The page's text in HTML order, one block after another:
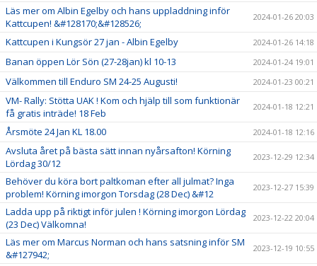
Läs mer om Albin Egelby och hans uppladdning inför
Kattcupen! &#128170;&#128526;
2024-01-26 20:03
Kattcupen i Kungsör 27 jan - Albin Egelby 2024-01-26 14:18
Banan öppen Lör Sön (27-28jan) kl 10-13 2024-01-24 19:01
Välkommen till Enduro SM 24-25 Augusti! 2024-01-23 00:21
VM- Rally: Stötta UAK ! Kom och hjälp till som funktionär
få gratis inträde! 18 Feb
2024-01-18 12:21
Årsmöte 24 Jan KL 18.00 2024-01-18 12:16
Avsluta året på bästa sätt innan nyårsafton! Körning
Lördag 30/12
2023-12-29 12:34
Behöver du köra bort paltkoman efter all julmat? Inga
problem! Körning imorgon Torsdag (28 Dec) &#12
2023-12-27 15:39
Ladda upp på riktigt inför julen ! Körning imorgon Lördag
(23 Dec) Välkomna!
2023-12-22 20:04
Läs mer om Marcus Norman och hans satsning inför SM
&#127942;
2023-12-19 10:55